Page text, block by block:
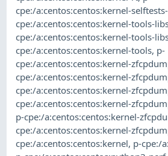
cpe:/a:centos:centos:kernel-
cpe:/a:centos:centos:kernel-tools-
cpe:/a:centos:centos:kernel-tools-
cpe:/a:centos:centos:kernel-tools, p-
cpe:/a:centos:centos:kernel-
cpe:/a:centos:centos:kernel-
cpe:/a:centos:centos:kernel-
cpe:/a:centos:centos:kernel-
p-cpe:/a:centos:centos:kernel-
cpe:/a:centos:centos:kernel-
cpe:/a:centos:centos:kernel, p-cpe:/